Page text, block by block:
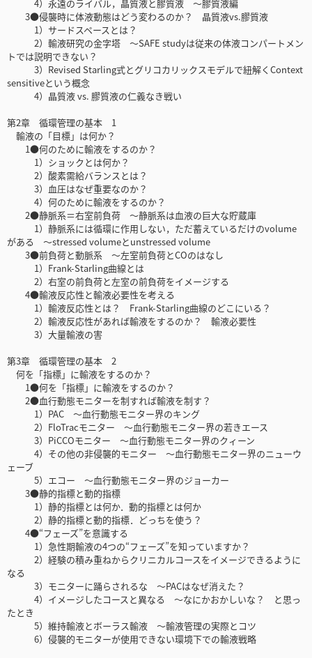
4）永遠のライバル，晶質液と膠質液 〜膠質液編
3●侵襲時に体液動態はどう変わるのか？ 晶質液vs.膠質液
1）サードスペースとは？
2）輸液研究の金字塔 〜SAFE studyは従来の体液コンパートメン
トでは説明できない？
3）Revised Starling式とグリコカリックスモデルで紐解くContext
sensitiveという概念
4）晶質液 vs. 膠質液の仁義なき戦い
第2章 循環管理の基本 1
輸液の「目標」は何か？
1●何のために輸液をするのか？
1）ショックとは何か？
2）酸素需給バランスとは？
3）血圧はなぜ重要なのか？
4）何のために輸液をするのか？
2●静脈系＝右室前負荷 〜静脈系は血液の巨大な貯蔵庫
1）静脈系には循環に作用しない，ただ蓄えているだけのvolume
がある 〜stressed volumeとunstressed volume
3●前負荷と動脈系 〜左室前負荷とCOのはなし
1）Frank-Starling曲線とは
2）右室の前負荷と左室の前負荷をイメージする
4●輸液反応性と輸液必要性を考える
1）輸液反応性とは？ Frank-Starling曲線のどこにいる？
2）輸液反応性があれば輸液をするのか？ 輸液必要性
3）大量輸液の害
第3章 循環管理の基本 2
何を「指標」に輸液をするのか？
1●何を「指標」に輸液をするのか？
2●血行動態モニターを制すれば輸液を制す？
1）PAC 〜血行動態モニター界のキング
2）FloTracモニター 〜血行動態モニター界の若きエース
3）PiCCOモニター 〜血行動態モニター界のクィーン
4）その他の非侵襲的モニター 〜血行動態モニター界のニューウ
ェーブ
5）エコー 〜血行動態モニター界のジョーカー
3●静的指標と動的指標
1）静的指標とは何か．動的指標とは何か
2）静的指標と動的指標．どっちを使う？
4●“フェーズ”を意識する
1）急性期輸液の4つの“フェーズ”を知っていますか？
2）経験の積み重ねからクリニカルコースをイメージできるように
なる
3）モニターに踊らされるな 〜PACはなぜ消えた？
4）イメージしたコースと異なる 〜なにかおかしいな？ と思っ
たとき
5）維持輸液とボーラス輸液 〜輸液管理の実際とコツ
6）侵襲的モニターが使用できない環境下での輸液戦略